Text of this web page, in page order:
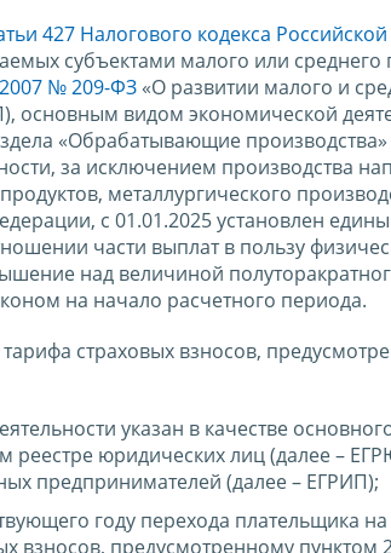
427 Налогового кодекса
субъектами малого или среднего
№ 209-ФЗ «О развитии малого и
основным видом экономической
«Обрабатывающие
за исключением производства
металлургического
с 01.01.2025 установлен
части выплат в пользу
над величиной
на начало расчетного периода.
страховых взносов,
указан в качестве
реестре юридических лиц (далее –
предпринимателей (далее – ЕГРИП);
году перехода плательщика
взносов, предусмотренному пунктом